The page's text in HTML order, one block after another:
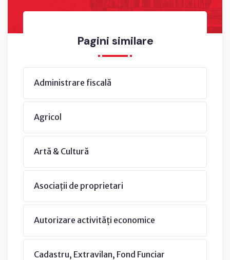
Pagini similare
Administrare fiscală
Agricol
Artă & Cultură
Asociații de proprietari
Autorizare activități economice
Cadastru, Extravilan, Fond Funciar